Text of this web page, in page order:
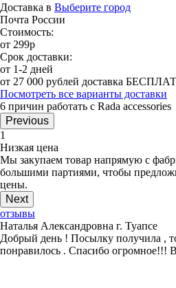
Доставка в Выберите город
Почта России
Стоимость:
от 299р
Срок доставки:
от 1-2 дней
от 27 000 рублей доставка
Посмотреть все варианты доставки
6 причин работать с Rada accessories
Previous
1
Низкая цена
Мы закупаем товар напрямую с
большими партиями, чтобы
цены.
Next
отзывы
Наталья Александровна г. Туапсе
Добрый день ! Посылку получила ,
понравилось . Спасибо огромное!!!